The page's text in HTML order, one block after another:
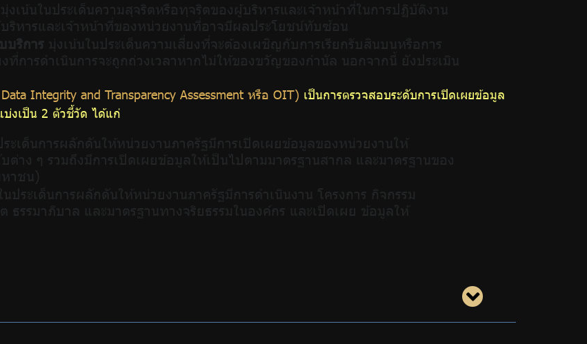
มุ่งเน้นในประเด็นความสุจริตหรือทุจริตของผู้บริหารและเจ้าหน้าที่ในการปฏิบัติงาน
ริหารและเจ้าหน้าที่ของหน่วยงานที่อาจมีผลประโยชน์ทับซ้อน
บริการมุ่งเน้นในประเด็นความเสี่ยงที่จะต้องเผชิญกับการเรียกรับสินบนหรือการ
ที่การดำเนินการจะถูกถ่วงเวลาหากไม่ให้ของขวัญของกำนัล นอกจากนี้ ยังประเมิน
Integrity and Transparency Assessment หรือ OIT) เป็นการตรวจสอบระดับการเปิดเผยข้อมูล
งเป็น 2 ตัวชี้วัด ได้แก่
ระเด็นการผลักดันให้หน่วยงานภาครัฐมีการเปิดเผยข้อมูลของหน่วยงานให้
าง ๆ รวมถึงมีการเปิดเผยข้อมูลให้เป็นไปตามมาตรฐานสากล และมาตรฐานของ
าชน)
นประเด็นการผลักดันให้หน่วยงานภาครัฐมีการดำเนินงาน โครงการ กิจกรรม
ธรรมาภิบาล และมาตรฐานทางจริยธรรมในองค์กร และเปิดเผย ข้อมูลให้